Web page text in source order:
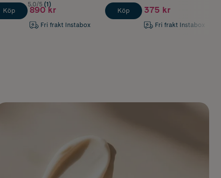
Köp
5.0/5 (1)
890 kr
Fri frakt Instabox
Köp 375 kr
Fri frakt Instabox